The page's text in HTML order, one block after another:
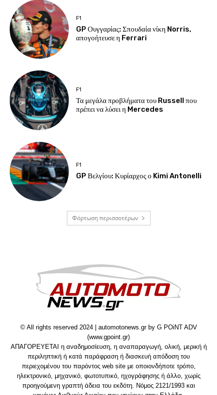
F1
GP Ουγγαρίας: Σπουδαία νίκη Norris,
απογοήτευσε η Ferrari
F1
Τα μεγάλα προβλήματα του Russell που
πρέπει να λύσει η Mercedes
F1
GP Βελγίου: Κυρίαρχος ο Kimi Antonelli
Φόρτωση περισσοτέρων
© All rights reserved 2024 | automotonews.gr by G POiNT ADV
(www.gpoint.gr)
ΑΠΑΓΟΡΕΥΕΤΑΙ η αναδημοσίευση, η αναπαραγωγή, ολική, μερική ή
περιληπτική ή κατά παράφραση ή διασκευή απόδοση του
περιεχομένου του παρόντος web site με οποιονδήποτε τρόπο,
ηλεκτρονικό, μηχανικό, φωτοτυπικό, ηχογράφησης ή άλλο, χωρίς
προηγούμενη γραπτή άδεια του εκδότη. Νόμος 2121/1993 και